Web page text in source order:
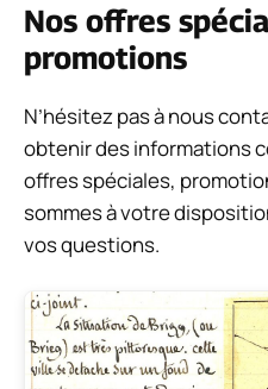
Nos offres
promotions
N’hésitez pas à nous
obtenir des informations
offres spéciales,
sommes à votre
vos questions.